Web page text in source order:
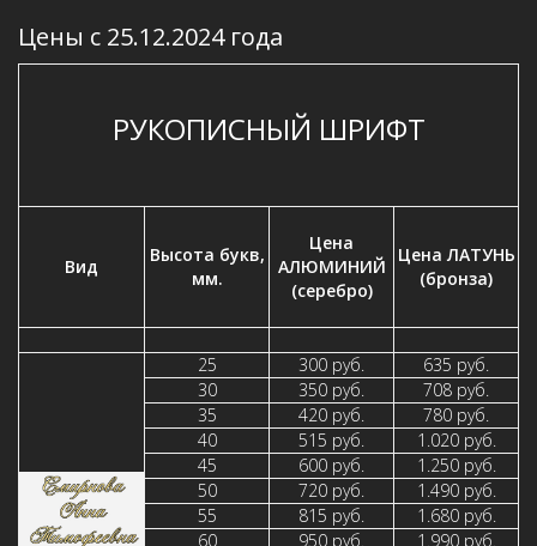
Цены с 25.12.2024 года
РУКОПИСНЫЙ ШРИФТ
Вид
Высота букв,
мм.
Цена
АЛЮМИНИЙ
(серебро)
Цена ЛАТУНЬ
(бронза)
25 300 руб.
635 руб.
30
350 руб.
708 руб.
35
420 руб.
780 руб.
40
515 руб.
1.020 руб.
45
600 руб.
1.250 руб.
50
720 руб.
1.490 руб.
55
815 руб.
1.680 руб.
60
950 руб.
1.990 руб.